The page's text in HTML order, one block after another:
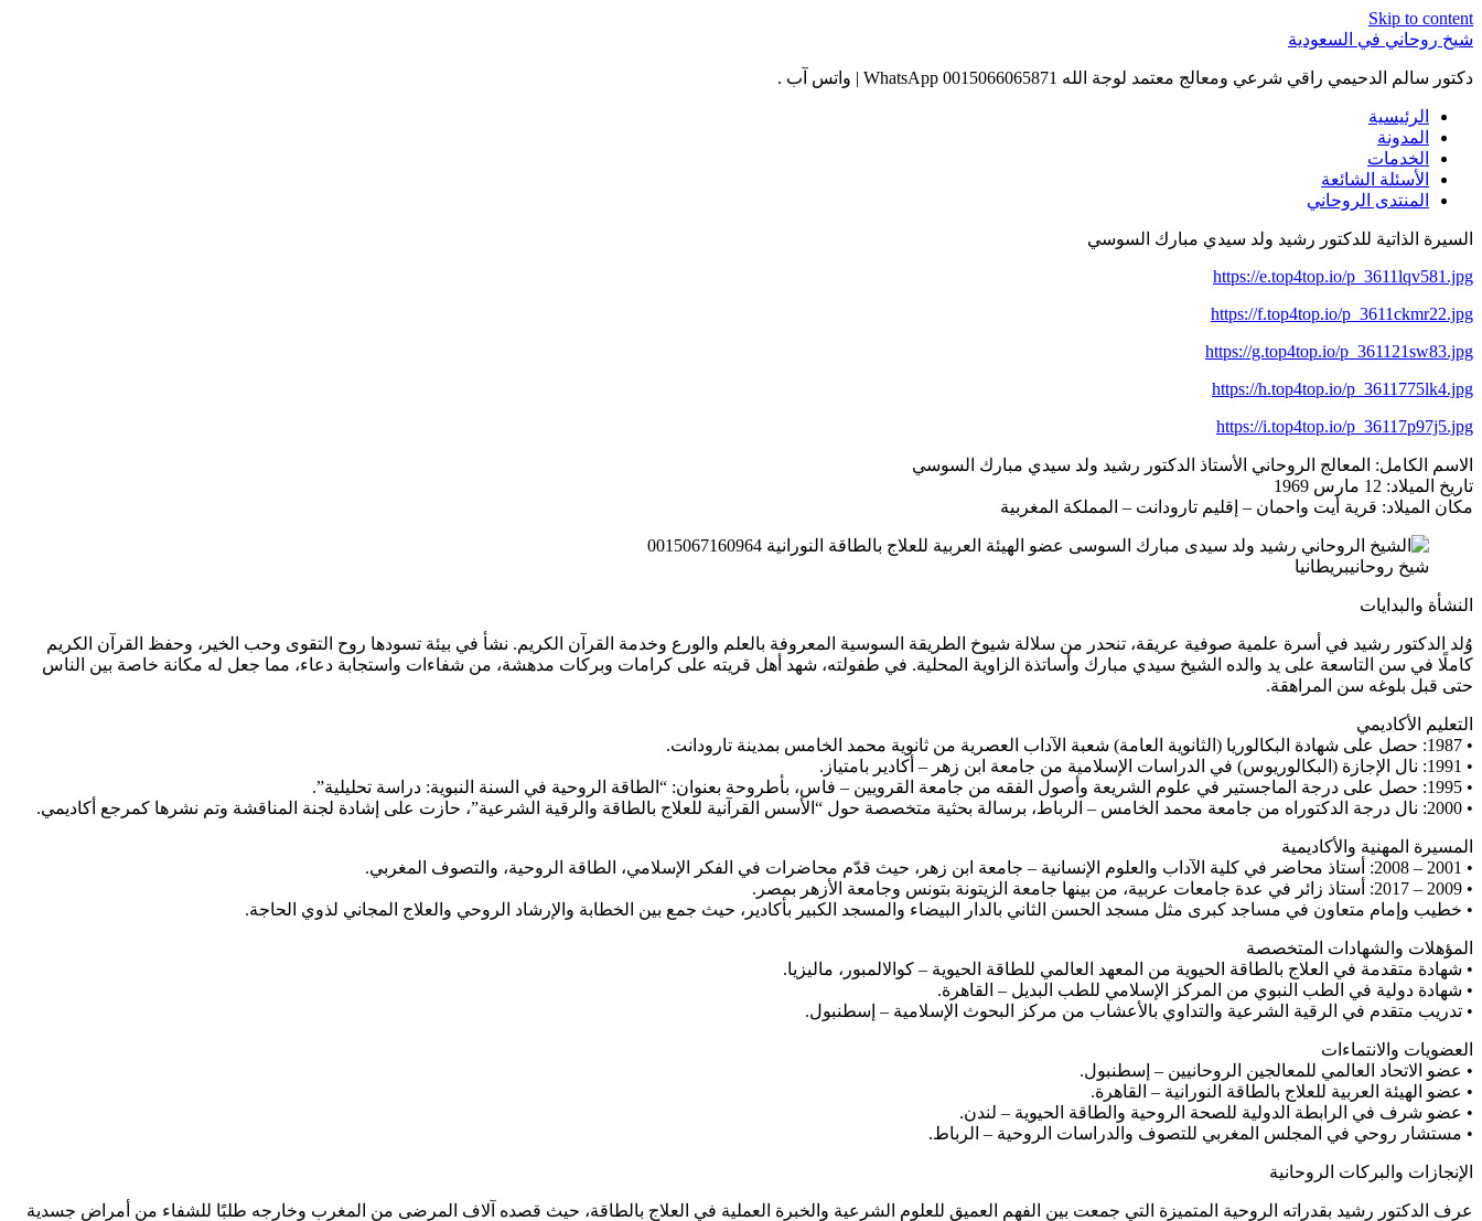
Skip to content
شيخ روحاني في السعودية
دكتور سالم الدحيمي راقي شرعي ومعالج معتمد لوجة الله 0015066065871 WhatsApp | واتس آب .
الرئيسية
المدونة
الخدمات
الأسئلة الشائعة
المنتدى الروحاني
السيرة الذاتية للدكتور رشيد ولد سيدي مبارك السوسي
https://e.top4top.io/p_3611lqv581.jpg
https://f.top4top.io/p_3611ckmr22.jpg
https://g.top4top.io/p_361121sw83.jpg
https://h.top4top.io/p_3611775lk4.jpg
https://i.top4top.io/p_36117p97j5.jpg
الاسم الكامل: المعالج الروحاني الأستاذ الدكتور رشيد ولد سيدي مبارك السوسي
تاريخ الميلاد: 12 مارس 1969
مكان الميلاد: قرية أيت واحمان – إقليم تارودانت – المملكة المغربية
شيخ روحانيبريطانيا
النشأة والبدايات
وُلد الدكتور رشيد في أسرة علمية صوفية عريقة، تنحدر من سلالة شيوخ الطريقة السوسية المعروفة بالعلم والورع وخدمة القرآن الكريم. نشأ في بيئة تسودها روح التقوى وحب الخير، وحفظ القرآن الكريم
كاملًا في سن التاسعة على يد والده الشيخ سيدي مبارك وأساتذة الزاوية المحلية. في طفولته، شهد أهل قريته على كرامات وبركات مدهشة، من شفاءات واستجابة دعاء، مما جعل له مكانة خاصة بين الناس
حتى قبل بلوغه سن المراهقة.
التعليم الأكاديمي
• 1987: حصل على شهادة البكالوريا (الثانوية العامة) شعبة الآداب العصرية من ثانوية محمد الخامس بمدينة تارودانت.
• 1991: نال الإجازة (البكالوريوس) في الدراسات الإسلامية من جامعة ابن زهر – أكادير بامتياز.
• 1995: حصل على درجة الماجستير في علوم الشريعة وأصول الفقه من جامعة القرويين – فاس، بأطروحة بعنوان: “الطاقة الروحية في السنة النبوية: دراسة تحليلية”.
• 2000: نال درجة الدكتوراه من جامعة محمد الخامس – الرباط، برسالة بحثية متخصصة حول “الأسس القرآنية للعلاج بالطاقة والرقية الشرعية”، حازت على إشادة لجنة المناقشة وتم نشرها كمرجع أكاديمي.
المسيرة المهنية والأكاديمية
• 2001 – 2008: أستاذ محاضر في كلية الآداب والعلوم الإنسانية – جامعة ابن زهر، حيث قدّم محاضرات في الفكر الإسلامي، الطاقة الروحية، والتصوف المغربي.
• 2009 – 2017: أستاذ زائر في عدة جامعات عربية، من بينها جامعة الزيتونة بتونس وجامعة الأزهر بمصر.
• خطيب وإمام متعاون في مساجد كبرى مثل مسجد الحسن الثاني بالدار البيضاء والمسجد الكبير بأكادير، حيث جمع بين الخطابة والإرشاد الروحي والعلاج المجاني لذوي الحاجة.
المؤهلات والشهادات المتخصصة
• شهادة متقدمة في العلاج بالطاقة الحيوية من المعهد العالمي للطاقة الحيوية – كوالالمبور، ماليزيا.
• شهادة دولية في الطب النبوي من المركز الإسلامي للطب البديل – القاهرة.
• تدريب متقدم في الرقية الشرعية والتداوي بالأعشاب من مركز البحوث الإسلامية – إسطنبول.
العضويات والانتماءات
• عضو الاتحاد العالمي للمعالجين الروحانيين – إسطنبول.
• عضو الهيئة العربية للعلاج بالطاقة النورانية – القاهرة.
• عضو شرف في الرابطة الدولية للصحة الروحية والطاقة الحيوية – لندن.
• مستشار روحي في المجلس المغربي للتصوف والدراسات الروحية – الرباط.
الإنجازات والبركات الروحانية
عرف الدكتور رشيد بقدراته الروحية المتميزة التي جمعت بين الفهم العميق للعلوم الشرعية والخبرة العملية في العلاج بالطاقة، حيث قصده آلاف المرضى من المغرب وخارجه طلبًا للشفاء من أمراض جسدية